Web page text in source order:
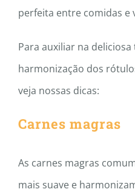
perfeita entre comidas e
Para auxiliar na
harmonização dos
veja nossas dicas:
Carnes magras
As carnes magras
mais suave e